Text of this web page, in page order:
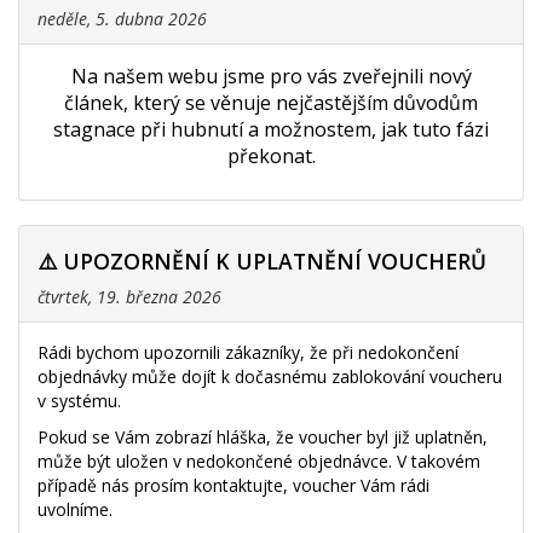
neděle, 5. dubna 2026
Na našem webu jsme pro vás zveřejnili nový
článek, který se věnuje nejčastějším důvodům
stagnace při hubnutí a možnostem, jak tuto fázi
překonat.
⚠️ UPOZORNĚNÍ K UPLATNĚNÍ VOUCHERŮ
čtvrtek, 19. března 2026
Rádi bychom upozornili zákazníky, že při nedokončení
objednávky může dojít k dočasnému zablokování voucheru
v systému.
Pokud se Vám zobrazí hláška, že voucher byl již uplatněn,
může být uložen v nedokončené objednávce. V takovém
případě nás prosím kontaktujte, voucher Vám rádi
uvolníme.